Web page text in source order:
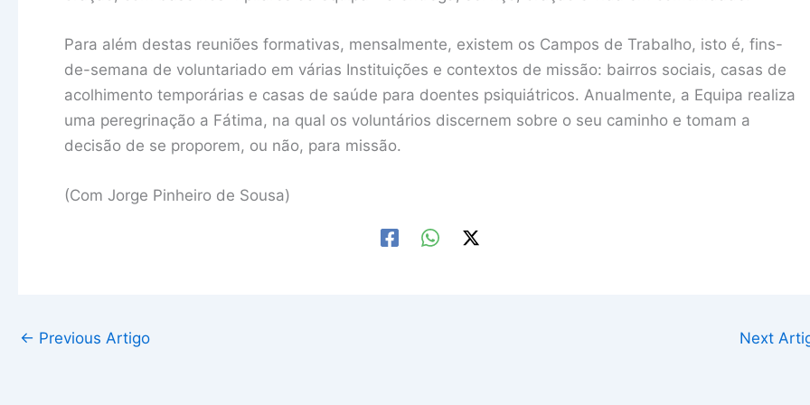
Para além destas reuniões formativas, mensalmente, existem os Campos de Trabalho, isto é, fins-
de-semana de voluntariado em várias Instituições e contextos de missão: bairros sociais, casas de
acolhimento temporárias e casas de saúde para doentes psiquiátricos. Anualmente, a Equipa realiza
uma peregrinação a Fátima, na qual os voluntários discernem sobre o seu caminho e tomam a
decisão de se proporem, ou não, para missão.
(Com Jorge Pinheiro de Sousa)
← Previous Artigo Next